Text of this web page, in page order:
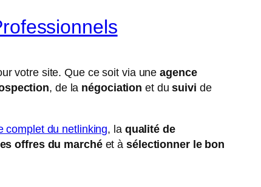
votre site. Que ce soit via uneagence
, de la négociation et dusuivi de
complet du netlinking, la qualité de
offres du marchéet àsélectionner le bon